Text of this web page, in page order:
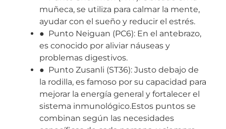
muñeca, se utiliza para calmar la mente,
ayudar con el sueño y reducir el estrés.
● Punto Neiguan (PC6): En el antebrazo,
es conocido por aliviar náuseas y
problemas digestivos.
● Punto Zusanli (ST36): Justo debajo de
la rodilla, es famoso por su capacidad para
mejorar la energía general y fortalecer el
sistema inmunológico.Estos puntos se
combinan según las necesidades